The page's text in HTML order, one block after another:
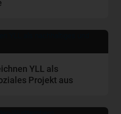
YLL als
Projekt aus